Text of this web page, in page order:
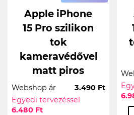
Apple iPhone
15 Pro szilikon
tok
kameravédővel
matt piros
Webshop ár
3.490 Ft
Egyedi tervezéssel
6.480 Ft